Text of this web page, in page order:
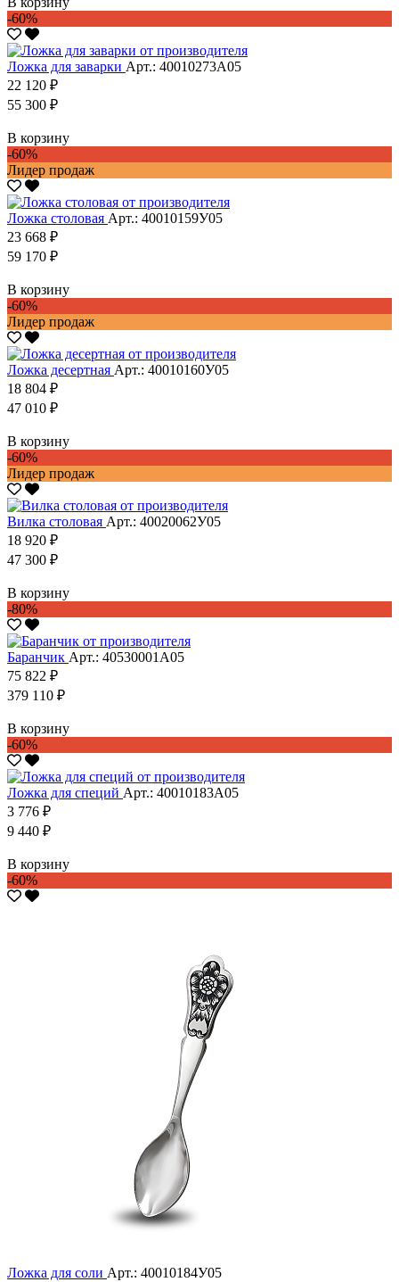
-60%
Ложка для заварки Арт.: 40010273А05
22 120 ₽
55 300 ₽
В корзину
-60%
Лидер продаж
Ложка столовая Арт.: 40010159У05
23 668 ₽
59 170 ₽
В корзину
-60%
Лидер продаж
Ложка десертная Арт.: 40010160У05
18 804 ₽
47 010 ₽
В корзину
-60%
Лидер продаж
Вилка столовая Арт.: 40020062У05
18 920 ₽
47 300 ₽
В корзину
-80%
Баранчик Арт.: 40530001А05
75 822 ₽
379 110 ₽
В корзину
-60%
Ложка для специй Арт.: 40010183А05
3 776 ₽
9 440 ₽
В корзину
-60%
Ложка для соли Арт.: 40010184У05